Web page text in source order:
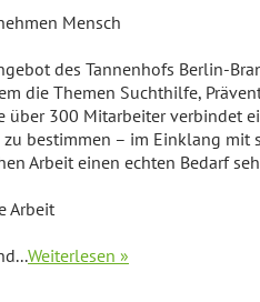
Mensch
des Tannenhofs Berlin-
die Themen Suchthilfe,
über 300 Mitarbeiter verbindet
zu bestimmen – im Einklang mit
Arbeit einen echten Bedarf
Arbeit
...Weiterlesen »